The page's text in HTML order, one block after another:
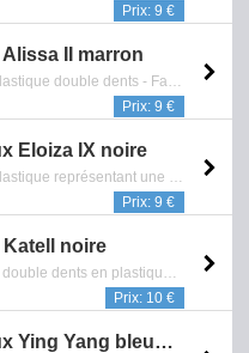
Prix: 9 €
II marron
Une pince à cheveux plastique double dents - Fabriqué France - Dim. : 8,5 x 4,5 cm - Reference: 0902.527.0512
Prix: 9 €
Eloiza IX noire
Barette à cheveux en plastique représentant une feuille d'arbre (Demi-lune) - Dim. 10 x 8 cm - Fabriqué en France - Reference: 0902.539.0812
Prix: 9 €
Katell noire
Une pince à cheveux à double dents en plastique laquée - Dim: L6,5 cm - Reference: 0902.404.0810
Prix: 10 €
Barette à cheveux Ying Yang bleue clair